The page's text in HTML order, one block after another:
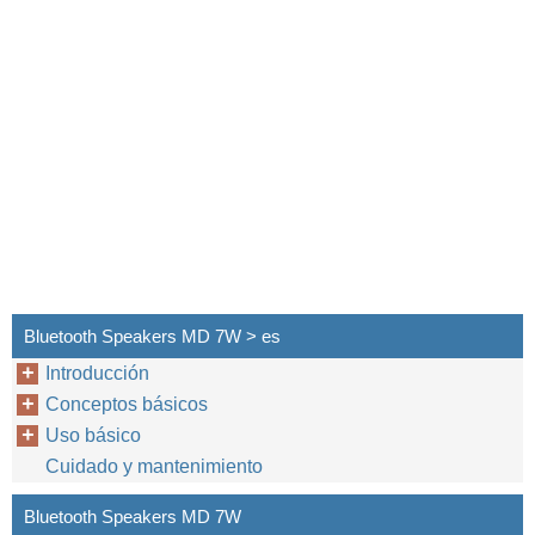
Bluetooth Speakers MD 7W > es
Introducción
Conceptos básicos
Uso básico
Cuidado y mantenimiento
Bluetooth Speakers MD 7W